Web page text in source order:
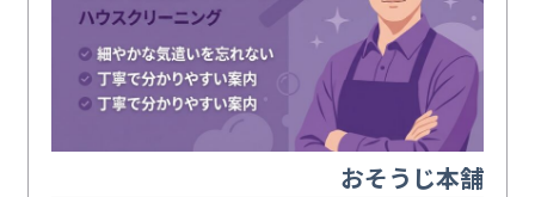
おそうじ本舗